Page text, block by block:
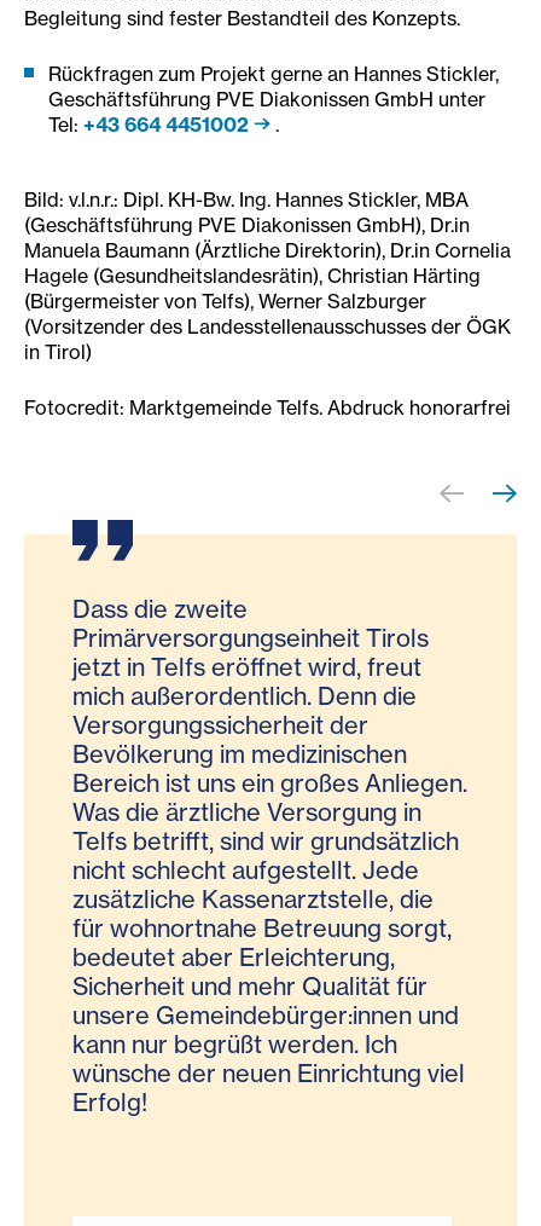
Begleitung sind fester Bestandteil des Konzepts.
Rückfragen zum Projekt gerne an Hannes Stickler,
Geschäftsführung PVE Diakonissen GmbH unter
Tel: +43 664 4451002 .
Bild: v.l.n.r.: Dipl. KH-Bw. Ing. Hannes Stickler, MBA
(Geschäftsführung PVE Diakonissen GmbH), Dr.in
Manuela Baumann (Ärztliche Direktorin), Dr.in Cornelia
Hagele (Gesundheitslandesrätin), Christian Härting
(Bürgermeister von Telfs), Werner Salzburger
(Vorsitzender des Landesstellenausschusses der ÖGK
in Tirol)
Fotocredit: Marktgemeinde Telfs. Abdruck honorarfrei
Dass die zweite
Primärversorgungseinheit Tirols
jetzt in Telfs eröffnet wird, freut
mich außerordentlich. Denn die
Versorgungssicherheit der
Bevölkerung im medizinischen
Bereich ist uns ein großes Anliegen.
Was die ärztliche Versorgung in
Telfs betrifft, sind wir grundsätzlich
nicht schlecht aufgestellt. Jede
zusätzliche Kassenarztstelle, die
für wohnortnahe Betreuung sorgt,
bedeutet aber Erleichterung,
Sicherheit und mehr Qualität für
unsere Gemeindebürger:innen und
kann nur begrüßt werden. Ich
wünsche der neuen Einrichtung viel
Erfolg!
Mit der neuen
Primärversorgungseinheit in Telfs
schaffen wir einen weiteren
wichtigen Zugang zu einer
koordinierten, wohnortnahen
Gesundheitsversorgung. Als
interdisziplinär aufgestelltes
Ambulatorium bietet die PVE eine
ganzheitliche Grundversorgung
und sorgt gleichzeitig dafür, dass
Patient:innen bei Bedarf nahtlos an
weiterführende Angebote
vermittelt werden – und damit
Spitalsambulanzen gezielt entlastet
werden.